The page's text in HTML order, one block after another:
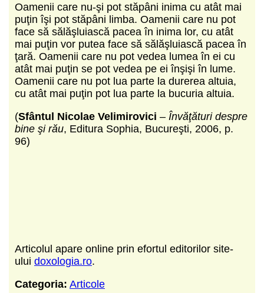
Oamenii care nu-şi pot stăpâni inima cu atât mai
puţin îşi pot stăpâni limba. Oamenii care nu pot
face să sălăşluiască pacea în inima lor, cu atât
mai puţin vor putea face să sălăşluiască pacea în
ţară. Oamenii care nu pot vedea lumea în ei cu
atât mai puţin se pot vedea pe ei înşişi în lume.
Oamenii care nu pot lua parte la durerea altuia,
cu atât mai puţin pot lua parte la bucuria altuia.
(Sfântul Nicolae Velimirovici – Învăţături despre
bine şi rău, Editura Sophia, Bucureşti, 2006, p.
96)
Articolul apare online prin efortul editorilor site-
ului doxologia.ro.
Categoria: Articole